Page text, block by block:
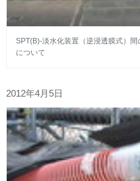
SPT(B)-淡水化装置（逆浸透膜式）
について
2012年4月5日